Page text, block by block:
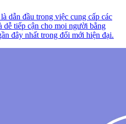
dẫn đầu trong việc cung cấp các
dễ tiếp cận cho mọi người bằng
đây nhất trong đổi mới hiện đại.